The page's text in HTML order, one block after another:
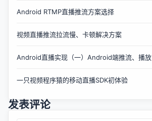
Android RTMP直播推流方案选择
视频直播推流拉流慢、卡顿解决方案
Android直播实现（一）Android端推流、播放
一只视频程序猿的移动直播SDK初体验
发表评论